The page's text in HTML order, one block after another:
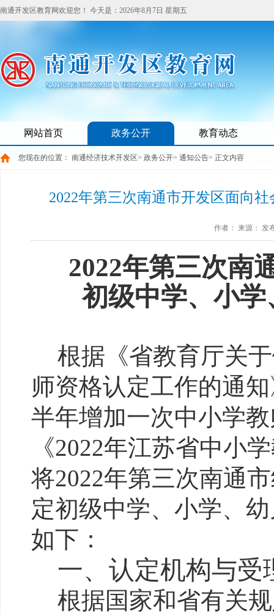
南通开发区教育网欢迎您！ 今天是： 2026年8月7日 星期五
网站首页 政务公开 教育动态
您现在的位置： 南通经济技术开发区> 政务公开> 通知公告> 正文内容
2022年第三次南通市开发区面向
作者： 来源： 发
2022年第三次南
初级中学、小
根据《省教育厅关
师资格认定工作的通
半年增加一次中小学
《2022年江苏省中小
将2022年第三次南通
定初级中学、小学、
如下：
一、认定机构与受
根据国家和省有关